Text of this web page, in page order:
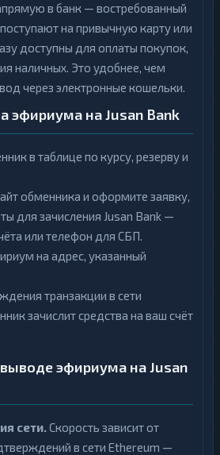
в банк — востребованный
на привычную карту или
доступны для оплаты покупок,
наличных. Это удобнее, чем
через электронные кошельки.
эфириума на Jusan Bank
в таблице по курсу, резерву и
обменника и оформите заявку,
для зачисления Jusan Bank —
или телефон для СБП.
на адрес, указанный
транзакции в сети
зачислит средства на ваш счёт
эфириума на Jusan
сети.Скорость зависит от
в сети Ethereum —